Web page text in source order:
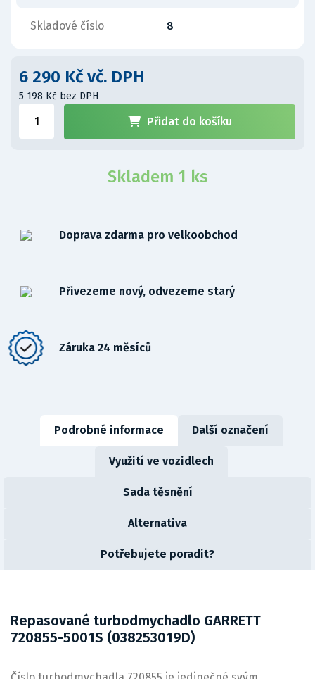
Skladové číslo 8
6 290 Kč vč. DPH
5 198 Kč bez DPH
Přidat do košíku
Skladem 1 ks
Doprava zdarma pro velkoobchod
Přivezeme nový, odvezeme starý
Záruka 24 měsíců
Podrobné informace Další označení
Využití ve vozidlech
Sada těsnění
Alternativa
Potřebujete poradit?
Repasované turbodmychadlo GARRETT
720855-5001S (038253019D)